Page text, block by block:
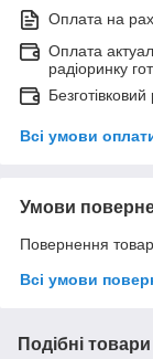
Оплата на
Оплата
радіоринку
Всі умови
Умови
Повернення
Всі умови
Подібні